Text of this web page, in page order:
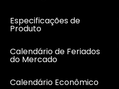
Especificações de
Produto
Calendário de Feriados
do Mercado
Calendário Econômico